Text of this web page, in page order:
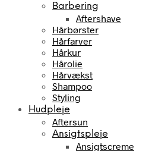
Barbering
Aftershave
Hårbørster
Hårfarver
Hårkur
Hårolie
Hårvækst
Shampoo
Styling
Hudpleje
Aftersun
Ansigtspleje
Ansigtscreme